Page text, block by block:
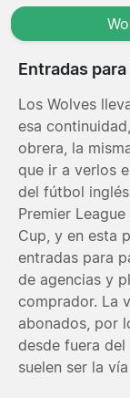
Entradas
Los Wolves
esa
obrera, la
que ir a verlos
del fútbol
Premier
Cup, y en esta
entradas para
de agencias y
comprador. La
abonados, por
desde fuera
suelen ser la